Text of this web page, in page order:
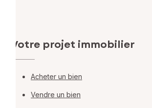
Votre projet immobilier
Acheter un bien
Vendre un bien